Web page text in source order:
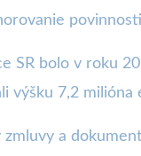
SR bolo v roku
výšku 7,2 milióna
a